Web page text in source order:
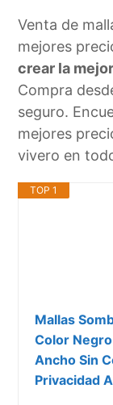
Venta de
mejores
crear la
Compra
seguro.
mejores
vivero en
TOP 1
Mallas
Color
Ancho Sin
Privacidad